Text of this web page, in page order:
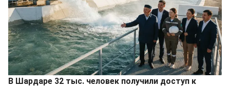
В Шардаре 32 тыс. человек получили доступ к